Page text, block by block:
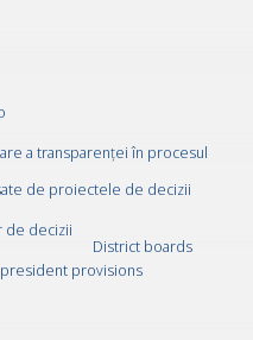
a transparenței în procesul
de proiectele de decizii
de decizii
District boards
provisions